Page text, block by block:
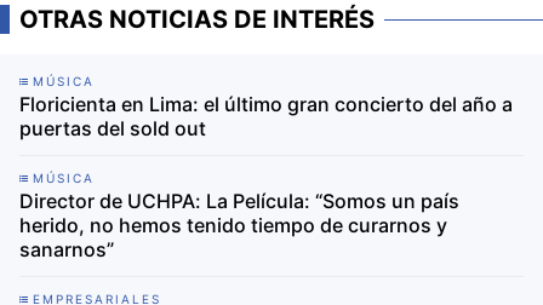
OTRAS NOTICIAS DE INTERÉS
MÚSICA
Floricienta en Lima: el último gran concierto del año a
puertas del sold out
MÚSICA
Director de UCHPA: La Película: “Somos un país
herido, no hemos tenido tiempo de curarnos y
sanarnos”
EMPRESARIALES